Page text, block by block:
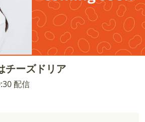
チーズドリア
配信